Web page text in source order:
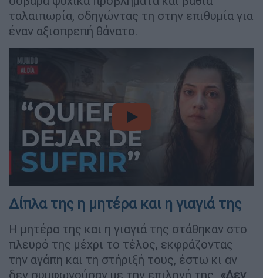
ταλαιπωρία, οδηγώντας τη στην επιθυμία για
έναν αξιοπρεπή θάνατο.
video
Δίπλα της η μητέρα και η γιαγιά της
Η μητέρα της και η γιαγιά της στάθηκαν στο
πλευρό της μέχρι το τέλος, εκφράζοντας
την αγάπη και τη στήριξή τους, έστω κι αν
δεν συμφωνούσαν με την επιλογή της. «Δεν